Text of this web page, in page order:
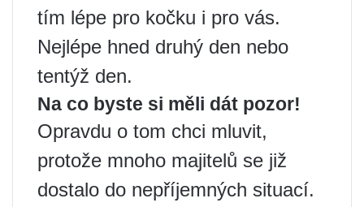
tím lépe pro kočku i pro vás.
Nejlépe hned druhý den nebo
tentýž den.
Na co byste si měli dát pozor!
Opravdu o tom chci mluvit,
protože mnoho majitelů se již
dostalo do nepříjemných situací.